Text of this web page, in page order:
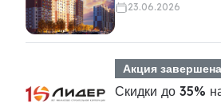
23.06.2026
Акция завершена
Скидки до 35%